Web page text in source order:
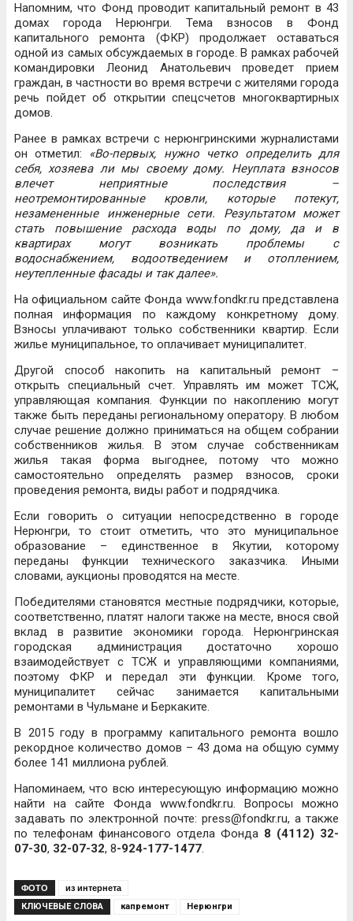
Напомним, что Фонд проводит капитальный ремонт в 43
домах города Нерюнгри. Тема взносов в Фонд
капитального ремонта (ФКР) продолжает оставаться
одной из самых обсуждаемых в городе. В рамках рабочей
командировки Леонид Анатольевич проведет прием
граждан, в частности во время встречи с жителями города
речь пойдет об открытии спецсчетов многоквартирных
домов.
Ранее в рамках встречи с нерюнгринскими журналистами
он отметил: «Во-первых, нужно четко определить для
себя, хозяева ли мы своему дому. Неуплата взносов
влечет неприятные последствия –
неотремонтированные кровли, которые потекут,
незамененные инженерные сети. Результатом может
стать повышение расхода воды по дому, да и в
квартирах могут возникать проблемы с
водоснабжением, водоотведением и отоплением,
неутепленные фасады и так далее».
На официальном сайте Фонда www.fondkr.ru представлена
полная информация по каждому конкретному дому.
Взносы уплачивают только собственники квартир. Если
жилье муниципальное, то оплачивает муниципалитет.
Другой способ накопить на капитальный ремонт –
открыть специальный счет. Управлять им может ТСЖ,
управляющая компания. Функции по накоплению могут
также быть переданы региональному оператору. В любом
случае решение должно приниматься на общем собрании
собственников жилья. В этом случае собственникам
жилья такая форма выгоднее, потому что можно
самостоятельно определять размер взносов, сроки
проведения ремонта, виды работ и подрядчика.
Если говорить о ситуации непосредственно в городе
Нерюнгри, то стоит отметить, что это муниципальное
образование – единственное в Якутии, которому
переданы функции технического заказчика. Иными
словами, аукционы проводятся на месте.
Победителями становятся местные подрядчики, которые,
соответственно, платят налоги также на месте, внося свой
вклад в развитие экономики города. Нерюнгринская
городская администрация достаточно хорошо
взаимодействует с ТСЖ и управляющими компаниями,
поэтому ФКР и передал эти функции. Кроме того,
муниципалитет сейчас занимается капитальными
ремонтами в Чульмане и Беркаките.
В 2015 году в программу капитального ремонта вошло
рекордное количество домов – 43 дома на общую сумму
более 141 миллиона рублей.
Напоминаем, что всю интересующую информацию можно
найти на сайте Фонда www.fondkr.ru. Вопросы можно
задавать по электронной почте: press@fondkr.ru, а также
по телефонам финансового отдела Фонда 8 (4112) 32-
07-30, 32-07-32, 8-924-177-1477.
ФОТО из интернета
КЛЮЧЕВЫЕ СЛОВА капремонт Нерюнгри